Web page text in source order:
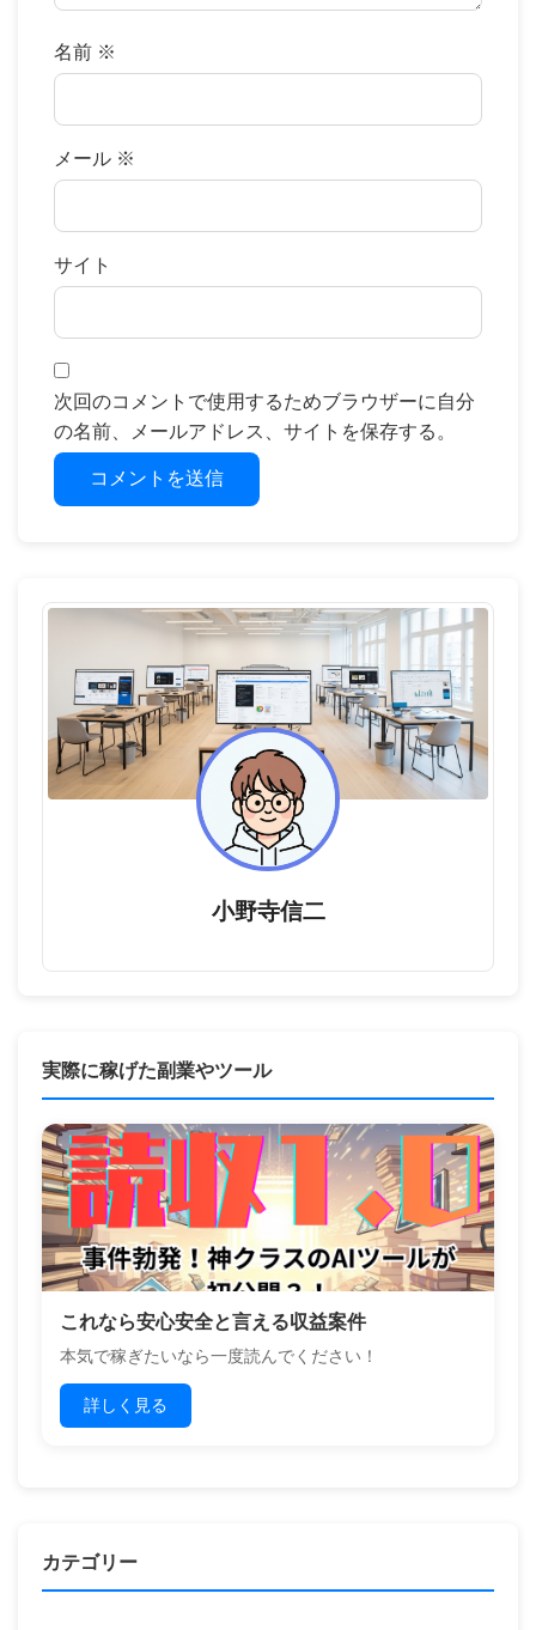
名前 ※
メール ※
サイト
次回のコメントで使用するためブラウザーに自分
の名前、メールアドレス、サイトを保存する。
小野寺信二
実際に稼げた副業やツール
これなら安心安全と言える収益案件
本気で稼ぎたいなら一度読んでください！
詳しく見る
カテゴリー